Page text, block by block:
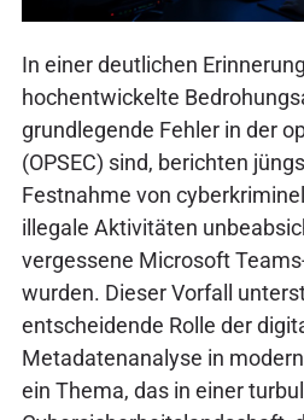
In einer deutlichen
hochentwickelte
grundlegende Fehler in der
(OPSEC) sind, berichten
Festnahme von
illegale Aktivitäten
vergessene Microsoft
wurden. Dieser Vorfall
entscheidende Rolle der
Metadatenanalyse in
ein Thema, das in einer